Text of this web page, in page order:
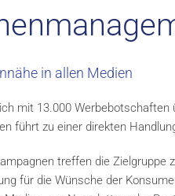
in allen Medien
mit 13.000 Werbebotschaften
führt zu einer direkten
treffen die Zielgruppe
für die Wünsche der